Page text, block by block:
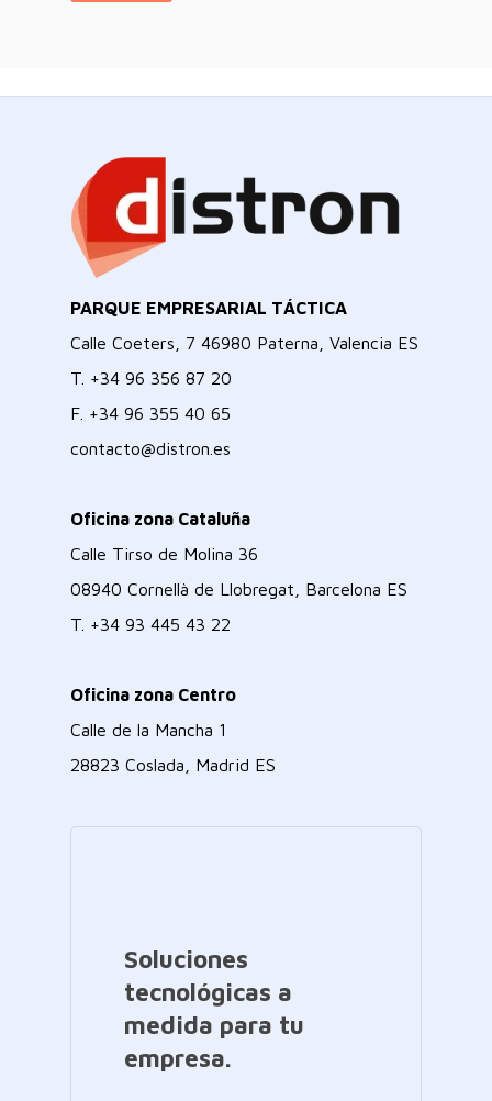
PARQUE EMPRESARIAL TÁCTICA
Calle Coeters, 7 46980 Paterna, Valencia ES
T. +34 96 356 87 20
F. +34 96 355 40 65
contacto@distron.es
Oficina zona Cataluña
Calle Tirso de Molina 36
08940 Cornellà de Llobregat, Barcelona ES
T. +34 93 445 43 22
Oficina zona Centro
Calle de la Mancha 1
28823 Coslada, Madrid ES
Soluciones
tecnológicas a
medida para tu
empresa.